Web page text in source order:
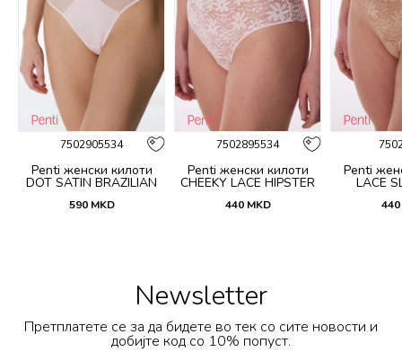
7502905534
Penti женски килоти
DOT SATIN BRAZILIAN
590 MKD
7502895534
Penti женски килоти
CHEEKY LACE HIPSTER
440 MKD
Penti
LACE
440
Newsletter
Претплатете се за да бидете во тек со сите новости и
добијте код со 10% попуст.